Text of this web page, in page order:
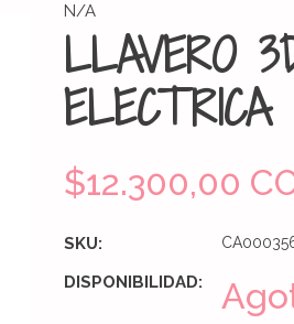
N/A
LLAVERO
$12.300,00
SKU:
DISPONIBILIDAD: